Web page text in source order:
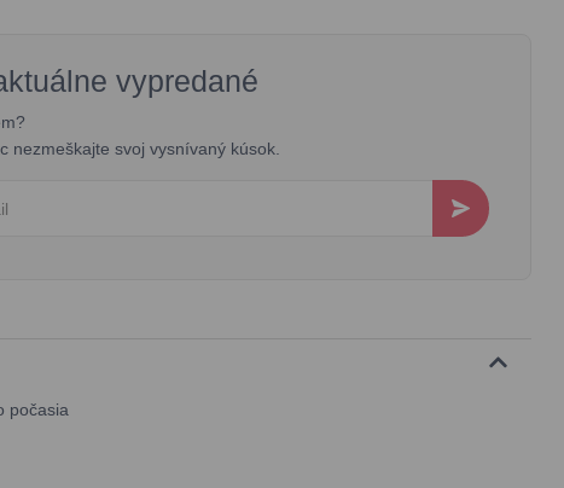
vypredané
nezmeškajte svoj vysnívaný kúsok.
počasia